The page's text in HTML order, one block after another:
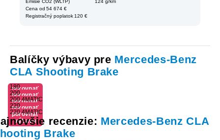
Emisie CO2 (WLTP)
124 g/km
Cena od 54 674 €
Registračný poplatok 120 €
Balíčky výbavy pre Mercedes-Benz
CLA Shooting Brake
porovnať
výbavu
180
porovnať
výbavu
200
porovnať
výbavu
200 4MATIC
porovnať
výbavu
220
porovnať
výbavu
220 4MATIC
recenzie: Mercedes-Benz CLA
Brake